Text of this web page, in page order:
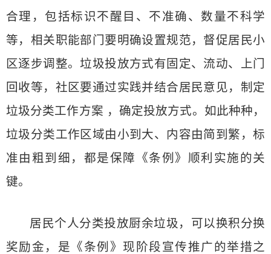
合理，包括标识不醒目、不准确、数量不科学
等，相关职能部门要明确设置规范，督促居民小
区逐步调整。垃圾投放方式有固定、流动、上门
回收等，社区要通过实践并结合居民意见，制定
垃圾分类工作方案 ，确定投放方式。如此种种，
垃圾分类工作区域由小到大、内容由简到繁，标
准由粗到细，都是保障《条例》顺利实施的关
键。
居民个人分类投放厨余垃圾，可以换积分换
奖励金，是《条例》现阶段宣传推广的举措之